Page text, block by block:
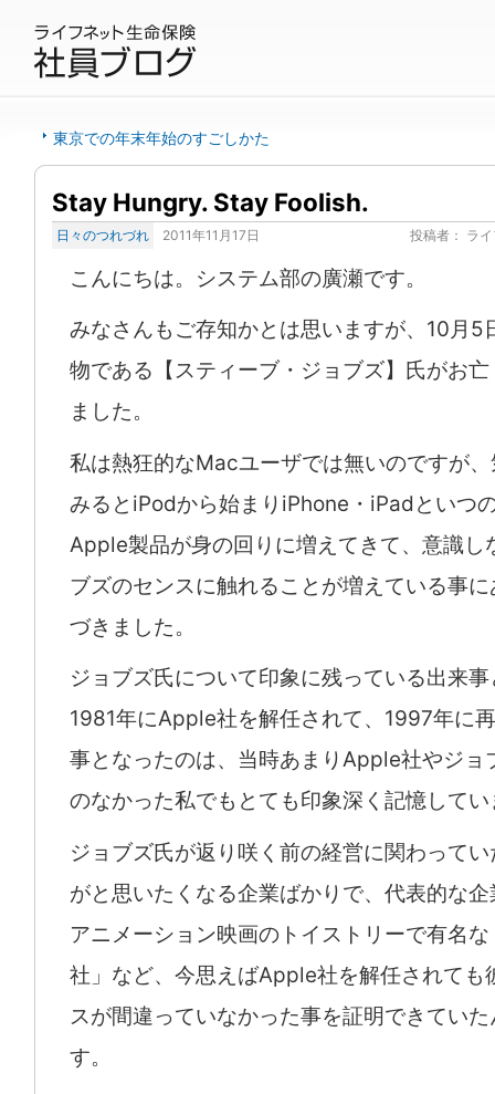
東京での年末年始のすごしかた
Stay Hungry. Stay Foolish.
日々のつれづれ 2011年11月17日 投稿者： ラ
こんにちは。システム部の廣瀬です。
みなさんもご存知かとは思いますが、10月5
物である【スティーブ・ジョブズ】氏がお
ました。
私は熱狂的なMacユーザでは無いのですが
みるとiPodから始まりiPhone・iPadといつ
Apple製品が身の回りに増えてきて、意識し
ブズのセンスに触れることが増えている事
づきました。
ジョブズ氏について印象に残っている出来
1981年にApple社を解任されて、1997年に
事となったのは、当時あまりApple社やジョ
のなかった私でもとても印象深く記憶して
ジョブズ氏が返り咲く前の経営に関わって
がと思いたくなる企業ばかりで、代表的な
アニメーション映画のトイストリーで有名
社」など、今思えばApple社を解任されても
スが間違っていなかった事を証明できてい
す。